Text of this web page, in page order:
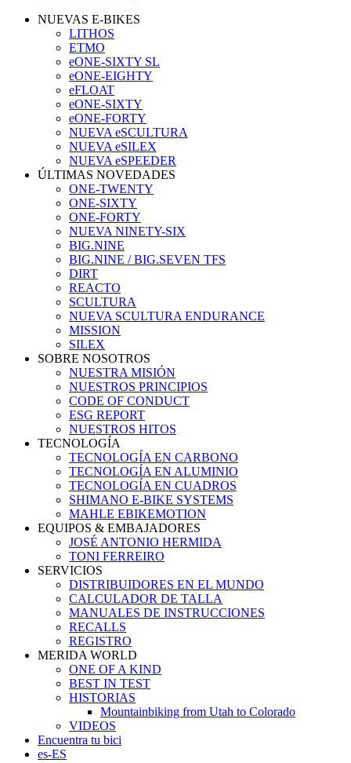
NUEVAS E-BIKES
LITHOS
ETMO
eONE-SIXTY SL
eONE-EIGHTY
eFLOAT
eONE-SIXTY
eONE-FORTY
NUEVA eSCULTURA
NUEVA eSILEX
NUEVA eSPEEDER
ÚLTIMAS NOVEDADES
ONE-TWENTY
ONE-SIXTY
ONE-FORTY
NUEVA NINETY-SIX
BIG.NINE
BIG.NINE / BIG.SEVEN TFS
DIRT
REACTO
SCULTURA
NUEVA SCULTURA ENDURANCE
MISSION
SILEX
SOBRE NOSOTROS
NUESTRA MISIÓN
NUESTROS PRINCIPIOS
CODE OF CONDUCT
ESG REPORT
NUESTROS HITOS
TECNOLOGÍA
TECNOLOGÍA EN CARBONO
TECNOLOGÍA EN ALUMINIO
TECNOLOGÍA EN CUADROS
SHIMANO E-BIKE SYSTEMS
MAHLE EBIKEMOTION
EQUIPOS & EMBAJADORES
JOSÉ ANTONIO HERMIDA
TONI FERREIRO
SERVICIOS
DISTRIBUIDORES EN EL MUNDO
CALCULADOR DE TALLA
MANUALES DE INSTRUCCIONES
RECALLS
REGISTRO
MERIDA WORLD
ONE OF A KIND
BEST IN TEST
HISTORIAS
Mountainbiking from Utah to Colorado
VIDEOS
Encuentra tu bici
es-ES